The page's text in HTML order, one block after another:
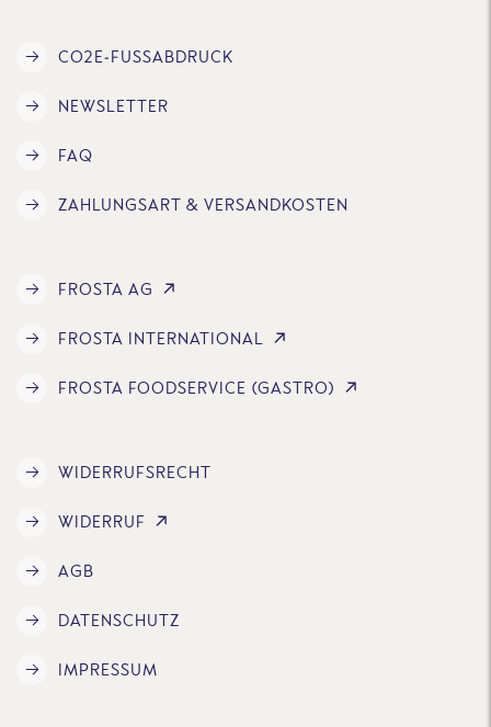
CO2E-FUSSABDRUCK
NEWSLETTER
FAQ
ZAHLUNGSART & VERSANDKOSTEN
FROSTA AG
FROSTA INTERNATIONAL
FROSTA FOODSERVICE (GASTRO)
WIDERRUFSRECHT
WIDERRUF
AGB
DATENSCHUTZ
IMPRESSUM